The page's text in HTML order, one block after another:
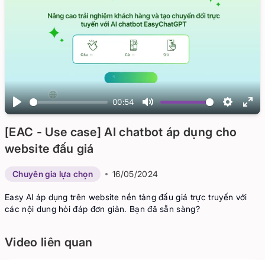
Tuyển dụng
Tiếng Việt
Play
00:54
Mute Settings
[EAC - Use case] AI chatbot áp dụng cho
website đấu giá
Chuyên gia lựa chọn 16/05/2024
Easy AI áp dụng trên website nền tảng đấu giá trực truyến với
các nội dung hỏi đáp đơn giản. Bạn đã sẵn sàng?
Video liên quan